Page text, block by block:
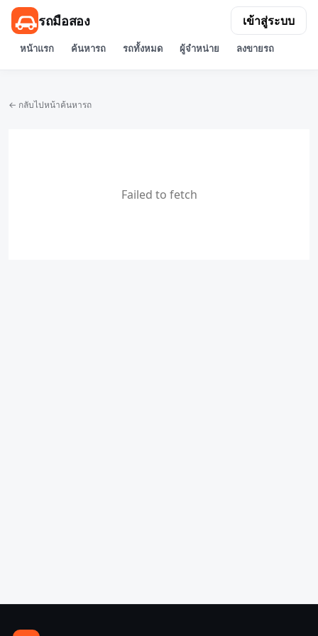
รถมือสอง
หน้าแรก ค้นหารถ รถทั้งหมด ผู้จำหน่าย ลงขายรถ
เข้าสู่ระบบ
← กลับไปหน้าค้นหารถ
Failed to fetch